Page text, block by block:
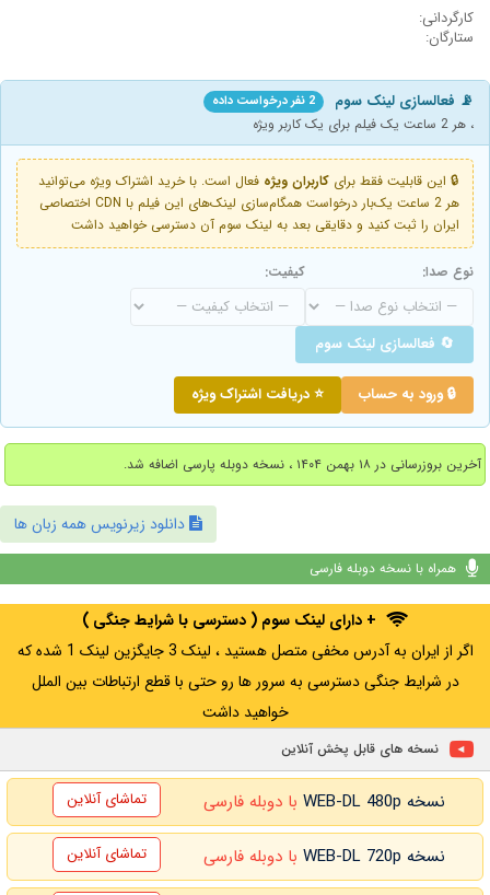
کارگردانی:
ستارگان:
📡 فعالسازی لینک سوم 2 نفر درخواست داده
، هر 2 ساعت یک فیلم برای یک کاربر ویژه
🔒 این قابلیت فقط برای کاربران ویژه فعال است. با خرید اشتراک ویژه می‌توانید
هر 2 ساعت یک‌بار درخواست همگام‌سازی لینک‌های این فیلم با CDN اختصاصی
ایران را ثبت کنید و دقایقی بعد به لینک سوم آن دسترسی خواهید داشت
نوع صدا: کیفیت:
🔄 فعالسازی لینک سوم
🔒 ورود به حساب ⭐ دریافت اشتراک ویژه
آخرین بروزرسانی در ۱۸ بهمن ۱۴۰۴ ، نسخه دوبله پارسی اضافه شد.
دانلود زیرنویس همه زبان ها
همراه با نسخه دوبله فارسی
+ دارای لینک سوم ( دسترسی با شرایط جنگی )
اگر از ایران به آدرس مخفی متصل هستید ، لینک 3 جایگزین لینک 1 شده که
در شرایط جنگی دسترسی به سرور ها رو حتی با قطع ارتباطات بین الملل
خواهید داشت
نسخه های قابل پخش آنلاین
نسخه WEB-DL 480p با دوبله فارسی تماشای آنلاین
نسخه WEB-DL 720p با دوبله فارسی تماشای آنلاین